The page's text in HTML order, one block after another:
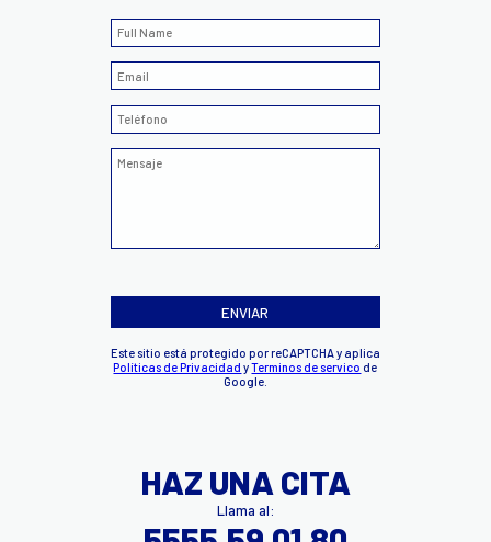
ENVIAR
Este sitio está protegido por reCAPTCHA y aplica
Políticas de Privacidad yTerminos de servico de
Google.
HAZ UNA CITA
Llama al: